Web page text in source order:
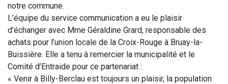
notre commune.
L’équipe du service communication a eu le plaisir
d’échanger avec Mme Géraldine Grard, responsable des
achats pour l’union locale de la Croix-Rouge à Bruay-la-
Buissière. Elle a tenu à remercier la municipalité et le
Comité d’Entraide pour ce partenariat :
« Venir à Billy-Berclau est toujours un plaisir, la population